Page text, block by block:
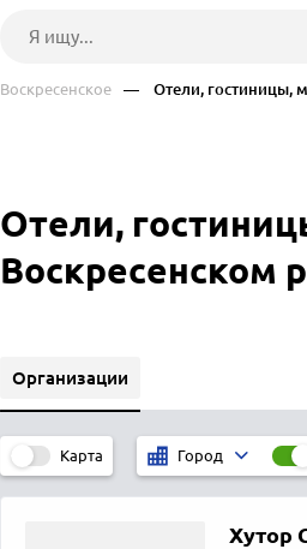
Воскресенское — Отели, гостиницы,
Отели,
Воскресенском
Организации
Карта Город
Хутор